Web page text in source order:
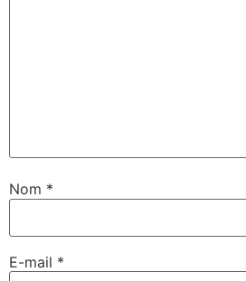
Nom *
E-mail *